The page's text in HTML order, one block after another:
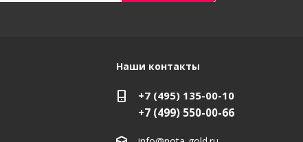
Наши контакты
+7 (495) 135-00-10
+7 (499) 550-00-66